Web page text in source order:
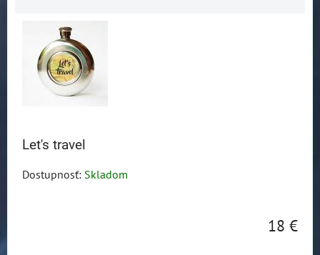
Let's travel
Dostupnosť: Skladom
18 €